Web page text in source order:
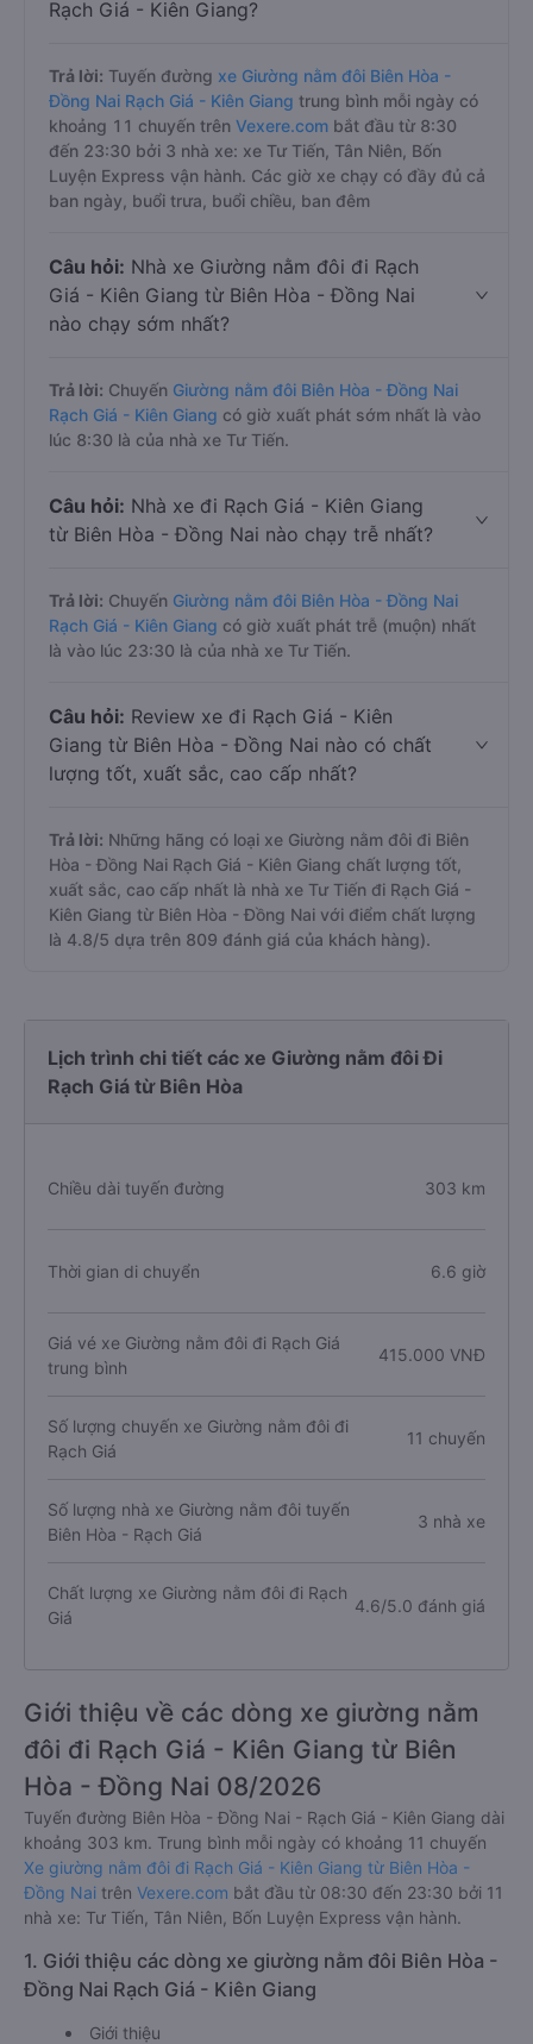
Rạch Giá - Kiên Giang?
Trả lời: Tuyến đường xe Giường nằm đôi Biên Hòa -
Đồng Nai Rạch Giá - Kiên Giang trung bình mỗi ngày có
khoảng 11 chuyến trên Vexere.com bắt đầu từ 8:30
đến 23:30 bởi 3 nhà xe: xe Tư Tiến, Tân Niên, Bốn
Luyện Express vận hành. Các giờ xe chạy có đầy đủ cả
ban ngày, buổi trưa, buổi chiều, ban đêm
Câu hỏi: Nhà xe Giường nằm đôi đi Rạch
Giá - Kiên Giang từ Biên Hòa - Đồng Nai
nào chạy sớm nhất?
Trả lời: Chuyến Giường nằm đôi Biên Hòa - Đồng Nai
Rạch Giá - Kiên Giang có giờ xuất phát sớm nhất là vào
lúc 8:30 là của nhà xe Tư Tiến.
Câu hỏi: Nhà xe đi Rạch Giá - Kiên Giang
từ Biên Hòa - Đồng Nai nào chạy trễ nhất?
Trả lời: Chuyến Giường nằm đôi Biên Hòa - Đồng Nai
Rạch Giá - Kiên Giang có giờ xuất phát trễ (muộn) nhất
là vào lúc 23:30 là của nhà xe Tư Tiến.
Câu hỏi: Review xe đi Rạch Giá - Kiên
Giang từ Biên Hòa - Đồng Nai nào có chất
lượng tốt, xuất sắc, cao cấp nhất?
Trả lời: Những hãng có loại xe Giường nằm đôi đi Biên
Hòa - Đồng Nai Rạch Giá - Kiên Giang chất lượng tốt,
xuất sắc, cao cấp nhất là nhà xe Tư Tiến đi Rạch Giá -
Kiên Giang từ Biên Hòa - Đồng Nai với điểm chất lượng
là 4.8/5 dựa trên 809 đánh giá của khách hàng).
Lịch trình chi tiết các xe Giường nằm đôi Đi
Rạch Giá từ Biên Hòa
Chiều dài tuyến đường 303 km
Thời gian di chuyển 6.6 giờ
Giá vé xe Giường nằm đôi đi Rạch Giá
trung bình
415.000 VNĐ
Số lượng chuyến xe Giường nằm đôi đi
Rạch Giá
11 chuyến
Số lượng nhà xe Giường nằm đôi tuyến
Biên Hòa - Rạch Giá
3 nhà xe
Chất lượng xe Giường nằm đôi đi Rạch
Giá
4.6/5.0 đánh giá
Giới thiệu về các dòng xe giường nằm
đôi đi Rạch Giá - Kiên Giang từ Biên
Hòa - Đồng Nai 08/2026
Tuyến đường Biên Hòa - Đồng Nai - Rạch Giá - Kiên Giang dài
khoảng 303 km. Trung bình mỗi ngày có khoảng 11 chuyến
Xe giường nằm đôi đi Rạch Giá - Kiên Giang từ Biên Hòa -
Đồng Nai trên Vexere.com bắt đầu từ 08:30 đến 23:30 bởi 11
nhà xe: Tư Tiến, Tân Niên, Bốn Luyện Express vận hành.
1. Giới thiệu các dòng xe giường nằm đôi Biên Hòa -
Đồng Nai Rạch Giá - Kiên Giang
Giới thiệu